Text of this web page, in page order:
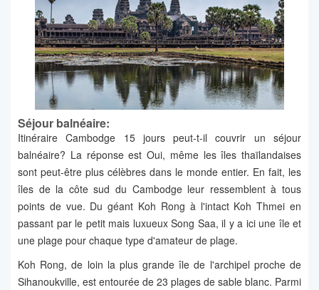
Séjour balnéaire:
Itinéraire Cambodge 15 jours peut-t-il couvrir un séjour
balnéaire? La réponse est Oui, même les îles thaïlandaises
sont peut-être plus célèbres dans le monde entier. En fait, les
îles de la côte sud du Cambodge leur ressemblent à tous
points de vue. Du géant Koh Rong à l'intact Koh Thmei en
passant par le petit mais luxueux Song Saa, il y a ici une île et
une plage pour chaque type d'amateur de plage.
Koh Rong, de loin la plus grande île de l'archipel proche de
Sihanoukville, est entourée de 23 plages de sable blanc. Parmi